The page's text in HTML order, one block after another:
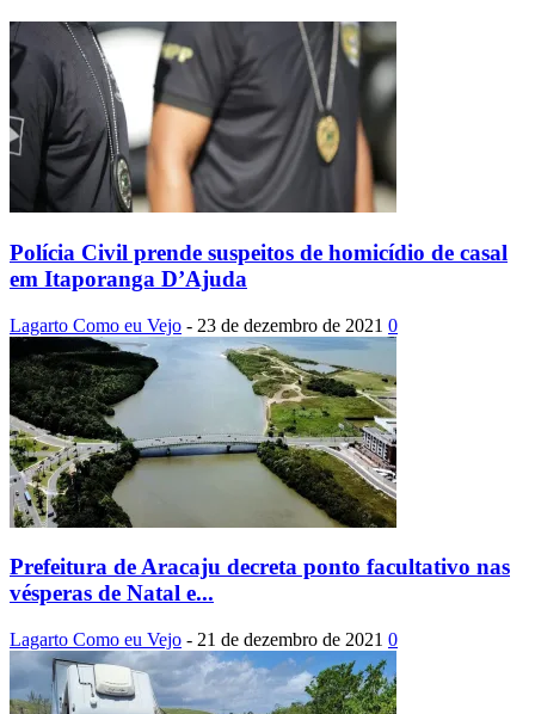
Polícia Civil prende suspeitos de homicídio de casal
em Itaporanga D’Ajuda
Lagarto Como eu Vejo - 23 de dezembro de 2021 0
Prefeitura de Aracaju decreta ponto facultativo nas
vésperas de Natal e...
Lagarto Como eu Vejo - 21 de dezembro de 2021 0